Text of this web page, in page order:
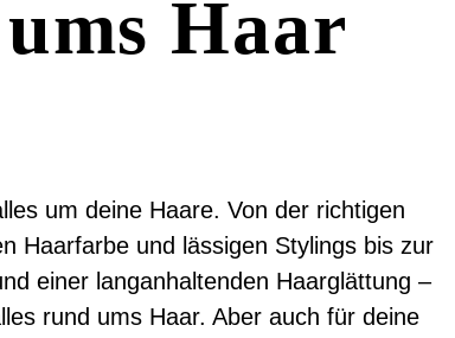
Haar
um deine Haare. Von der richtigen
Haarfarbe und lässigen Stylings bis zur
einer langanhaltenden Haarglättung –
rund ums Haar. Aber auch für deine